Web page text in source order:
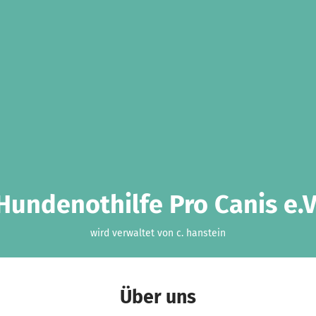
Pro Canis
wird verwaltet von c. hanstein
Über uns